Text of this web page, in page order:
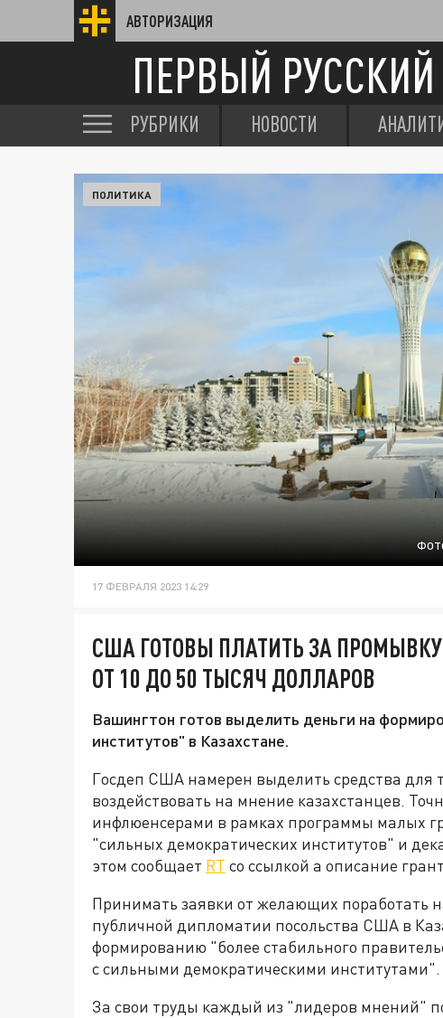
АВТОРИЗАЦИЯ
ПЕРВЫЙ РУССКИЙ
РУБРИКИ НОВОСТИ
ПОЛИТИКА
17 ФЕВРАЛЯ 2023 14:29
США ГОТОВЫ ПЛАТИТЬ ЗА
ОТ 10 ДО 50 ТЫСЯЧ ДОЛЛАРОВ
Вашингтон готов выделить деньги на
институтов" в Казахстане.
Госдеп США намерен выделить средства для
воздействовать на мнение казахстанцев.
инфлюенсерами в рамках программы малых
"сильных демократических институтов" и
этом сообщает RT со ссылкой а описание
Принимать заявки от желающих поработать
публичной дипломатии посольства США в
формированию "более стабильного
с сильными демократическими институтами".
За свои труды каждый из "лидеров мнений"